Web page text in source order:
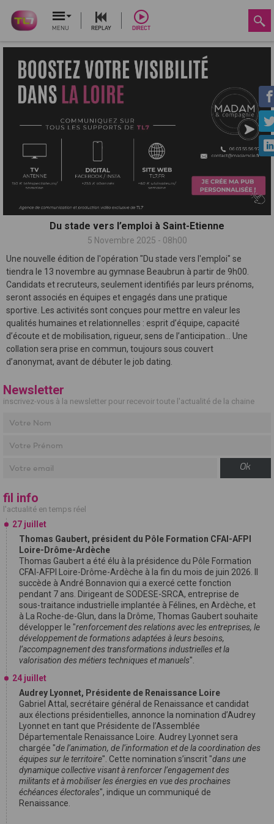
MENU REPLAY DIRECT
Du stade vers l’emploi à Saint-Etienne
5 Novembre 2025 - 08h00
Une nouvelle édition de l'opération "Du stade vers l'emploi" se
tiendra le 13 novembre au gymnase Beaubrun à partir de 9h00.
Candidats et recruteurs, seulement identifiés par leurs prénoms,
seront associés en équipes et engagés dans une pratique
sportive. Les activités sont conçues pour mettre en valeur les
qualités humaines et relationnelles : esprit d’équipe, capacité
d’écoute et de mobilisation, rigueur, sens de l’anticipation... Une
collation sera prise en commun, toujours sous couvert
d’anonymat, avant de débuter le job dating.
Newsletter
inscrivez-vous à la newsletter pour recevoir toute l'actualité de la chaine
Ok
fil info
l'actualité en temps réel
27 juillet
Thomas Gaubert, président du Pôle Formation CFAI-AFPI
Loire-Drôme-Ardèche
Thomas Gaubert a été élu à la présidence du Pôle Formation
CFAI-AFPI Loire-Drôme-Ardèche à la fin du mois de juin 2026. Il
succède à André Bonnavion qui a exercé cette fonction
pendant 7 ans. Dirigeant de SODESE-SRCA, entreprise de
sous-traitance industrielle implantée à Félines, en Ardèche, et
à La Roche-de-Glun, dans la Drôme, Thomas Gaubert souhaite
développer le "renforcement des relations avec les entreprises, le
développement de formations adaptées à leurs besoins,
l’accompagnement des transformations industrielles et la
valorisation des métiers techniques et manuels".
24 juillet
Audrey Lyonnet, Présidente de Renaissance Loire
Gabriel Attal, secrétaire général de Renaissance et candidat
aux élections présidentielles, annonce la nomination d’Audrey
Lyonnet en tant que Présidente de l’Assemblée
Départementale Renaissance Loire. Audrey Lyonnet sera
chargée "de l’animation, de l’information et de la coordination des
équipes sur le territoire". Cette nomination s’inscrit "dans une
dynamique collective visant à renforcer l’engagement des
militants et à mobiliser les énergies en vue des prochaines
échéances électorales", indique un communiqué de
Renaissance.